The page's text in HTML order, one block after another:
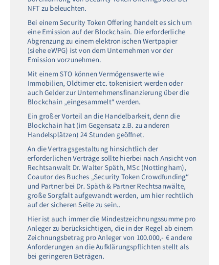
NFT zu beleuchten.
Bei einem Security Token Offering handelt es sich um
eine Emission auf der Blockchain. Die erforderliche
Abgrenzung zu einem elektronischen Wertpapier
(siehe eWPG) ist von dem Unternehmen vor der
Emission vorzunehmen.
Mit einem STO können Vermögenswerte wie
Immobilien, Oldtimer etc. tokenisiert werden oder
auch Gelder zur Unternehmensfinanzierung über die
Blockchain „eingesammelt“ werden.
Ein großer Vorteil an die Handelbarkeit, denn die
Blockchain hat (im Gegensatz z.B. zu anderen
Handelsplätzen) 24 Stunden geöffnet.
An die Vertragsgestaltung hinsichtlich der
erforderlichen Verträge sollte hierbei nach Ansicht von
Rechtsanwalt Dr. Walter Späth, MSc (Nottingham),
Coautor des Buches „Security Token Crowdfunding“
und Partner bei Dr. Späth & Partner Rechtsanwälte,
große Sorgfalt aufgewandt werden, um hier rechtlich
auf der sicheren Seite zu sein..
Hier ist auch immer die Mindestzeichnungssumme pro
Anleger zu berücksichtigen, die in der Regel ab einem
Zeichnungsbetrag pro Anleger von 100.000,- € andere
Anforderungen an die Aufklärungspflichten stellt als
bei geringeren Beträgen.